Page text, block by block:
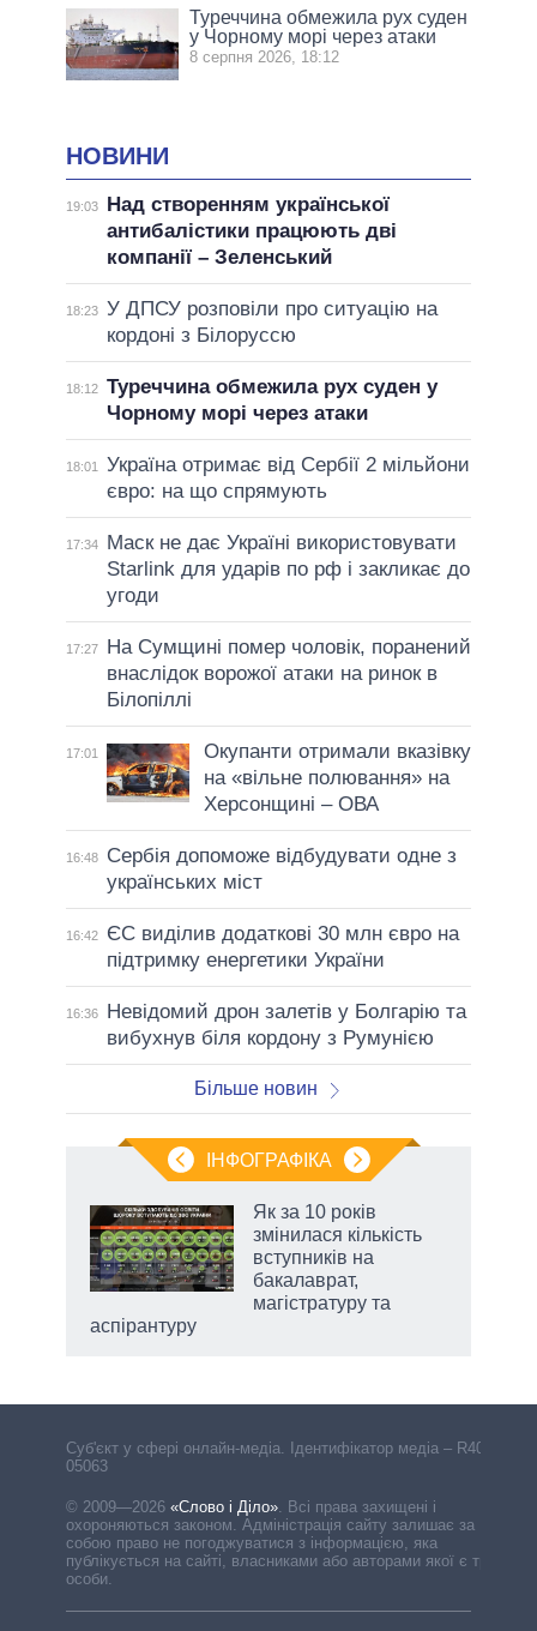
Туреччина обмежила рух суден
у Чорному морі через атаки
8 серпня 2026, 18:12
НОВИНИ
19:03
Над створенням української
антибалістики працюють дві
компанії – Зеленський
18:23 У ДПСУ розповіли про ситуацію на
кордоні з Білоруссю
18:12 Туреччина обмежила рух суден у
Чорному морі через атаки
18:01
Україна отримає від Сербії 2 мільйони
євро: на що спрямують
17:34
Маск не дає Україні використовувати
Starlink для ударів по рф і закликає до
угоди
17:27
На Сумщині помер чоловік, поранений
внаслідок ворожої атаки на ринок в
Білопіллі
17:01
Окупанти отримали вказівку
на «вільне полювання» на
Херсонщині – ОВА
16:48
Сербія допоможе відбудувати одне з
українських міст
16:42
ЄС виділив додаткові 30 млн євро на
підтримку енергетики України
16:36
Невідомий дрон залетів у Болгарію та
вибухнув біля кордону з Румунією
Більше новин
ІНФОГРАФІКА
Як за 10 років
змінилася кількість
вступників на
бакалаврат,
магістратуру та
аспірантуру
Cуб'єкт у сфері онлайн-медіа. Ідентифікатор медіа – R40-
05063
© 2009—2026 «Слово і Діло». Всі права захищені і
охороняються законом. Адміністрація сайту залишає за
собою право не погоджуватися з інформацією, яка
публікується на сайті, власниками або авторами якої є треті
особи.